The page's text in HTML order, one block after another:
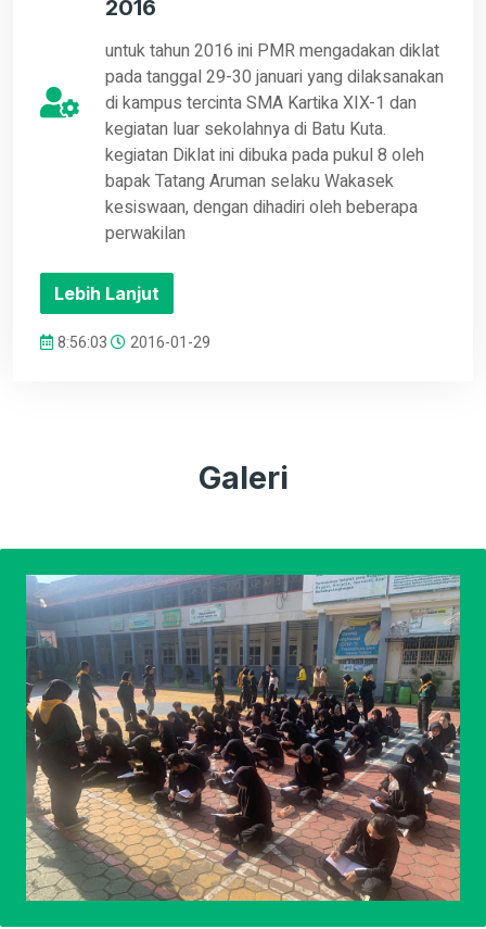
2016
untuk tahun 2016 ini PMR mengadakan diklat
pada tanggal 29-30 januari yang dilaksanakan
di kampus tercinta SMA Kartika XIX-1 dan
kegiatan luar sekolahnya di Batu Kuta.
kegiatan Diklat ini dibuka pada pukul 8 oleh
bapak Tatang Aruman selaku Wakasek
kesiswaan, dengan dihadiri oleh beberapa
perwakilan
Lebih Lanjut
8:56:03 2016-01-29
Galeri